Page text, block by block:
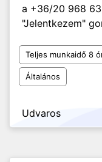
a +36/20 968
"Jelentkezem"
Teljes munkaidő 8
Általános
Udvaros